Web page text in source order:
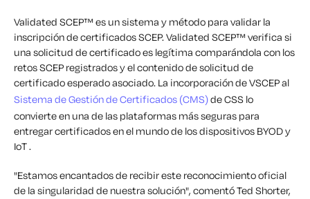
Validated SCEP™ es un sistema y método para validar la
inscripción de certificados SCEP. Validated SCEP™ verifica si
una solicitud de certificado es legítima comparándola con los
retos SCEP registrados y el contenido de solicitud de
certificado esperado asociado. La incorporación de VSCEP al
Sistema de Gestión de Certificados (CMS)de CSS lo
convierte en una de las plataformas más seguras para
entregar certificados en el mundo de los dispositivos BYOD y
IoT .
"Estamos encantados de recibir este reconocimiento oficial
de la singularidad de nuestra solución", comentó Ted Shorter,